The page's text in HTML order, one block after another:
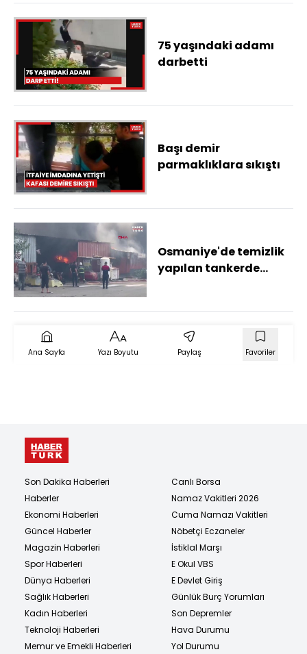
75 yaşındaki adamı
darbetti
Başı demir
parmaklıklara sıkıştı
Osmaniye'de temizlik
yapılan tankerde
Ana Sayfa Yazı Boyutu Paylaş Favoriler
Son Dakika Haberleri
Haberler
Ekonomi Haberleri
Güncel Haberler
Magazin Haberleri
Spor Haberleri
Dünya Haberleri
Sağlık Haberleri
Kadın Haberleri
Teknoloji Haberleri
Memur ve Emekli Haberleri
Canlı Borsa
Namaz Vakitleri 2026
Cuma Namazı Vakitleri
Nöbetçi Eczaneler
İstiklal Marşı
E Okul VBS
E Devlet Giriş
Günlük Burç Yorumları
Son Depremler
Hava Durumu
Yol Durumu